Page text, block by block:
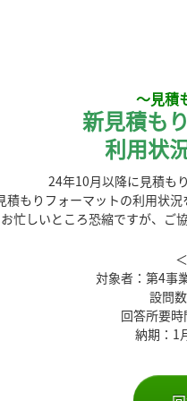
～見積
新見積も
利用状
24年10月以降に見積も
積もりフォーマットの利用状況
お忙しいところ恐縮ですが、ご
対象者：第4事
設問
回答所要
納期：1